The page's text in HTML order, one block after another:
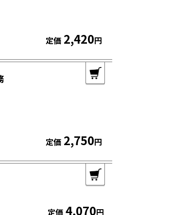
定価 2,420円
定価 2,750円
定価4,070円